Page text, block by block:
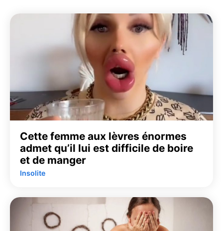
Cette femme aux lèvres énormes
admet qu’il lui est difficile de boire
et de manger
Insolite